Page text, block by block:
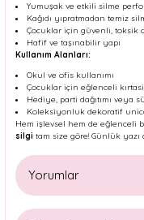
Yumuşak ve etkili silme
Kağıdı yıpratmadan temiz
Çocuklar için güvenli, toksik
Hafif ve taşınabilir yapı
Kullanım Alanları:
Okul ve ofis kullanımı
Çocuklar için eğlenceli
Hediye, parti dağıtımı veya
Koleksiyonluk dekoratif
Hem işlevsel hem de eğlenceli
silgi tam size göre! Günlük
Yorumlar